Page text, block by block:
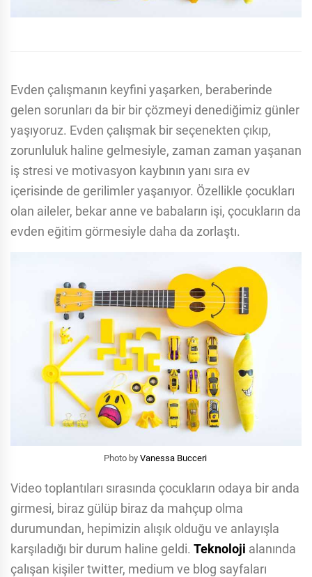
Evden çalışmanın keyfini yaşarken, beraberinde
gelen sorunları da bir bir çözmeyi denediğimiz günler
yaşıyoruz. Evden çalışmak bir seçenekten çıkıp,
zorunluluk haline gelmesiyle, zaman zaman yaşanan
iş stresi ve motivasyon kaybının yanı sıra ev
içerisinde de gerilimler yaşanıyor. Özellikle çocukları
olan aileler, bekar anne ve babaların işi, çocukların da
evden eğitim görmesiyle daha da zorlaştı.
Photo by Vanessa Bucceri
Video toplantıları sırasında çocukların odaya bir anda
girmesi, biraz gülüp biraz da mahçup olma
durumundan, hepimizin alışık olduğu ve anlayışla
karşıladığı bir durum haline geldi. Teknoloji alanında
çalışan kişiler twitter, medium ve blog sayfaları